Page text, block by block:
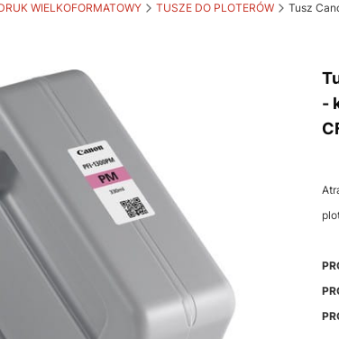
WIELKOFORMATOWY TUSZE DO PLOTERÓW Tusz
-